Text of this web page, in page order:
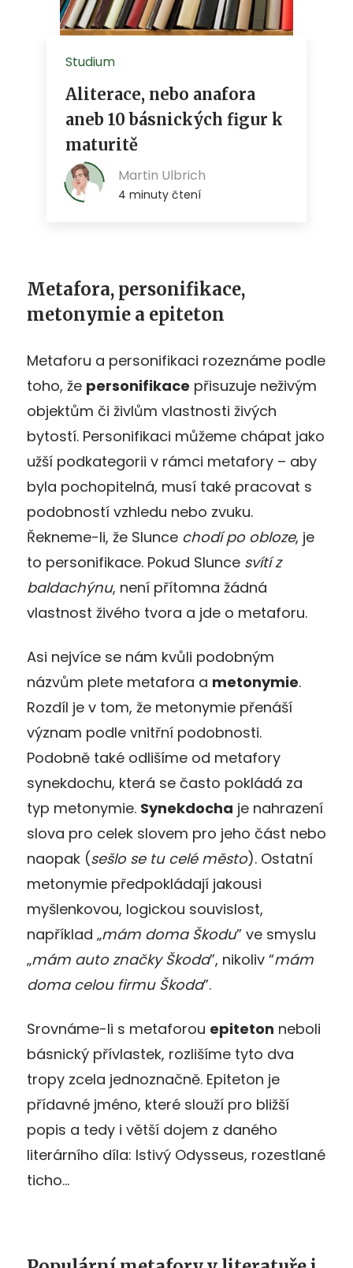
Metafora, personifikace,
metonymie a epiteton
Metaforu a personifikaci rozeznáme podle
toho, že personifikace přisuzuje neživým
objektům či živlům vlastnosti živých
bytostí. Personifikaci můžeme chápat jako
užší podkategorii v rámci metafory – aby
byla pochopitelná, musí také pracovat s
podobností vzhledu nebo zvuku.
Řekneme-li, že Slunce chodí po obloze, je
to personifikace. Pokud Slunce svítí z
baldachýnu, není přítomna žádná
vlastnost živého tvora a jde o metaforu.
Asi nejvíce se nám kvůli podobným
názvům plete metafora a metonymie.
Rozdíl je v tom, že metonymie přenáší
význam podle vnitřní podobnosti.
Podobně také odlišíme od metafory
synekdochu, která se často pokládá za
typ metonymie. Synekdocha je nahrazení
slova pro celek slovem pro jeho část nebo
naopak (sešlo se tu celé město). Ostatní
metonymie předpokládají jakousi
myšlenkovou, logickou souvislost,
například „mám doma Škodu” ve smyslu
„mám auto značky Škoda”, nikoliv “mám
doma celou firmu Škoda”.
Srovnáme-li s metaforou epiteton neboli
básnický přívlastek, rozlišíme tyto dva
tropy zcela jednoznačně. Epiteton je
přídavné jméno, které slouží pro bližší
popis a tedy i větší dojem z daného
literárního díla: lstivý Odysseus, rozestlané
ticho…